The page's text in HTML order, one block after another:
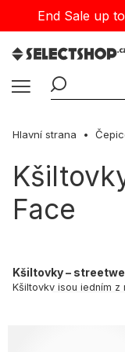
End Sale up
Hlavní strana
Face
Kšiltovky –
Kšiltovky jsou jedním z
ve streetwearu. Jejich